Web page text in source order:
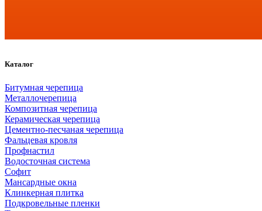
Каталог
Битумная черепица
Металлочерепица
Композитная черепица
Керамическая черепица
Цементно-песчаная черепица
Фальцевая кровля
Профнастил
Водосточная система
Софит
Мансардные окна
Клинкерная плитка
Подкровельные пленки